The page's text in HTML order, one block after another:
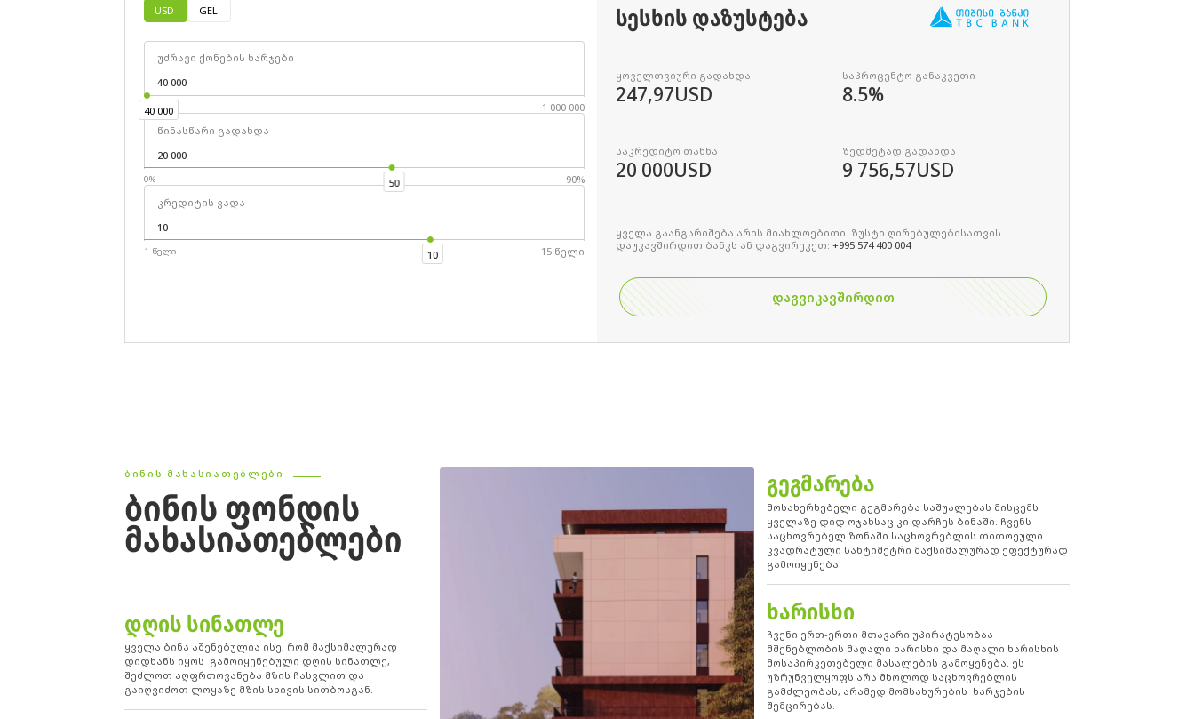
USD GEL
უძრავი ქონების ხარჯები
40 000
40 000
1 000 000
წინასწარი გადახდა
50
0%
90%
კრედიტის ვადა
10
1 წელი 15 წელი
ᲡᲔᲡᲮᲘᲡ ᲓᲐᲖᲣᲡᲢᲔᲑᲐ
ყოველთვიური გადახდა
247,97USD
საპროცენტო განაკვეთი
8.5%
საკრედიტო თანხა
20 000USD
ზედმეტად გადახდა
9 756,57USD
ყველა გაანგარიშება არის მიახლოებითი. ზუსტი ღირებულებისათვის
დაუკავშირდით ბანკს ან დაგვირეკეთ: +995 574 400 004
ᲓᲐᲒᲕᲘᲙᲐᲕᲨᲘᲠᲓᲘᲗ
ᲑᲘᲜᲘᲡ ᲛᲐᲮᲐᲡᲘᲐᲗᲔᲑᲚᲔᲑᲘ
ᲑᲘᲜᲘᲡ ᲤᲝᲜᲓᲘᲡ
ᲛᲐᲮᲐᲡᲘᲐᲗᲔᲑᲚᲔᲑᲘ
ᲓᲦᲘᲡ ᲡᲘᲜᲐᲗᲚᲔ
ყველა ბინა აშენებულია ისე, რომ მაქსიმალურად
დიდხანს იყოს გამოიყენებული დღის სინათლე,
შეძლოთ აღფრთოვანება მზის ჩასვლით და
გაიღვიძოთ ლოყაზე მზის სხივის სითბოსგან.
ᲒᲔᲒᲛᲐᲠᲔᲑᲐ
მოსახერხებელი გეგმარება საშუალებას მისცემს
ყველაზე დიდ ოჯახსაც კი დარჩეს ბინაში. ჩვენს
საცხოვრებელ ზონაში საცხოვრებლის თითოეული
კვადრატული სანტიმეტრი მაქსიმალურად ეფექტურად
გამოიყენება.
ᲮᲐᲠᲘᲡᲮᲘ
ჩვენი ერთ-ერთი მთავარი უპირატესობაა
მშენებლობის მაღალი ხარისხი და მაღალი ხარისხის
მოსაპირკეთებელი მასალების გამოყენება. ეს
უზრუნველყოფს არა მხოლოდ საცხოვრებლის
გამძლეობას, არამედ მომსახურების ხარჯების
შემცირებას.